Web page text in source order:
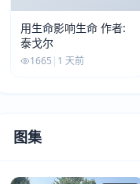
用生命影响生命 作者:
泰戈尔
1665 | 1 天前
图集